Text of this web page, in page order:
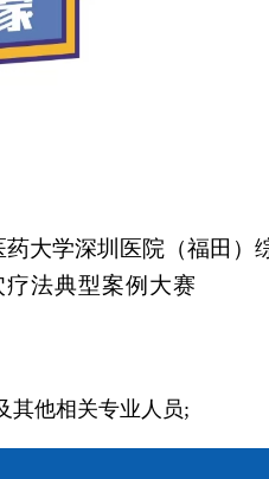
大学深圳医院（福田）
法典型案例大赛
他相关专业人员;